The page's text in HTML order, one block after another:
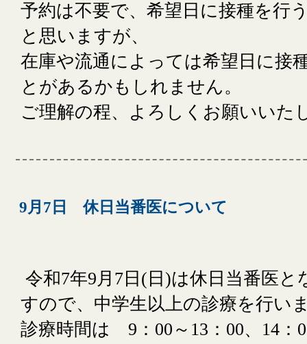
予約は不要で、希望日に接種を行
と思いますが、
在庫や流通によっては希望日に接
とがあるかもしれません。
ご理解の程、よろしくお願いいた
9月7日 休日当番医について
令和7年9月7日(日)は休日当番医と
すので、中学生以上の診療を行い
診療時間は 9：00～13：00、14